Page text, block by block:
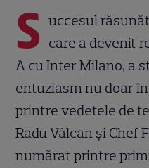
S uccesul
care a devenit
A cu Inter Milano, a
entuziasm nu doar
printre vedetele de
Radu Vâlcan și Chef
numărat printre